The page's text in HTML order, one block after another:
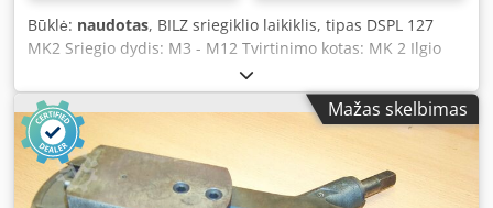
Būklė: naudotas, BILZ sriegiklio laikiklis, tipas DSPL 127
MK2 Sriegio dydis: M3 - M12 Tvirtinimo kotas: MK 2 Ilgio
kompensacija: 30 mm Tvirtinimo diapazonas: Ø 2,5 - Ø 10
mm (sriegiklio koto skersmuo) - Laikiklio užspaudimas
sriegiklio kotui ir sukimo momento perdavimas per
keturkampį - Reguliuojama saugos sankaba sukimo
momento apribojimui - Ilgio kompensacija +10 mm / -20
mm tiksliam žingsnių sriegimui Didžiausias laikiklio
Mažas skelbimas